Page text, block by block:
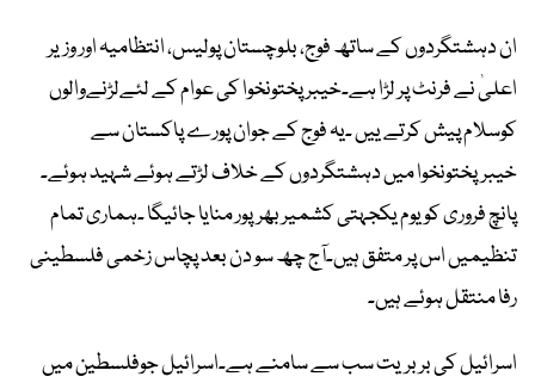
ان دہشتگردوں کے ساتھ فوج، بلوچستان پولیس، انتظامیہ اور وزیر
اعلیٰ نے فرنٹ پر لڑا ہے۔خیبر پختونخوا کی عوام کے لئےلڑنےوالوں
کوسلام پیش کرتے ییں ۔یہ فوج کے جوان پورے پاکستان سے
خیبرپختونخوا میں دہشتگردوں کے خلاف لڑتے ہوئے شہید ہوئے۔
پانچ فروری کو یوم یکجہتی کشمیر بھرپور منایا جائیگا ۔ہماری تمام
تنظیمیں اس پر متفق ہیں۔آج چھ سو دن بعد پچاس زخمی فلسطینی
رفا منتقل ہوئے ہیں۔
اسرائیل کی بربریت سب سے سامنے ہے۔اسرائیل جوفلسطین میں